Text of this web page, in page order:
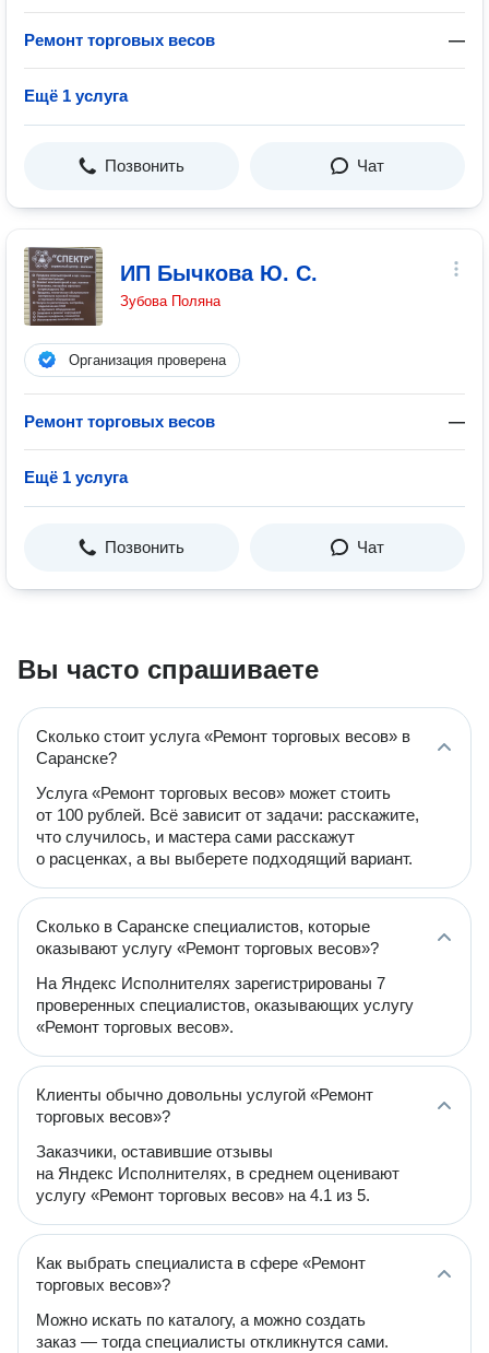
Ремонт торговых весов —
Ещё 1 услуга
Позвонить Чат
ИП Бычкова Ю. С.
Зубова Поляна
Организация проверена
Ремонт торговых весов —
Ещё 1 услуга
Позвонить Чат
Вы часто спрашиваете
Сколько стоит услуга «Ремонт торговых весов» в
Саранске?
Услуга «Ремонт торговых весов» может стоить
от 100 рублей. Всё зависит от задачи: расскажите,
что случилось, и мастера сами расскажут
о расценках, а вы выберете подходящий вариант.
Сколько в Саранске специалистов, которые
оказывают услугу «Ремонт торговых весов»?
На Яндекс Исполнителях зарегистрированы 7
проверенных специалистов, оказывающих услугу
«Ремонт торговых весов».
Клиенты обычно довольны услугой «Ремонт
торговых весов»?
Заказчики, оставившие отзывы
на Яндекс Исполнителях, в среднем оценивают
услугу «Ремонт торговых весов» на 4.1 из 5.
Как выбрать специалиста в сфере «Ремонт
торговых весов»?
Можно искать по каталогу, а можно создать
заказ — тогда специалисты откликнутся сами.